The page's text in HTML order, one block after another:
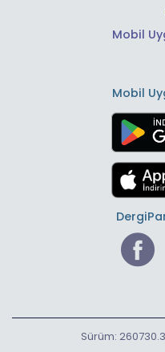
Mobil
Mobil
Sürüm: